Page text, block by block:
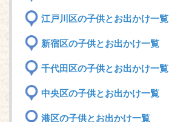
江戸川区の子供とお出かけ一覧
新宿区の子供とお出かけ一覧
千代田区の子供とお出かけ一覧
中央区の子供とお出かけ一覧
港区の子供とお出かけ一覧